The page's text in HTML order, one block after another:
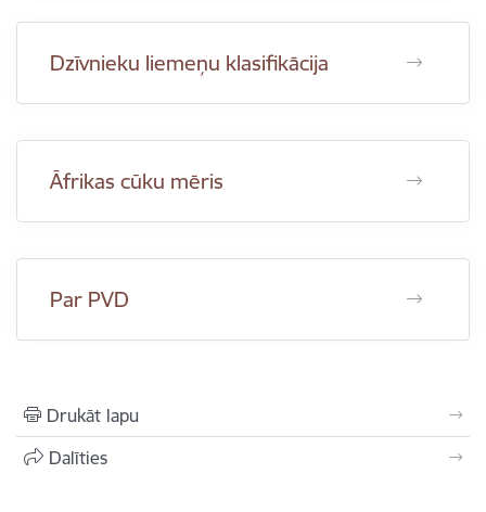
Dzīvnieku liemeņu klasifikācija
Āfrikas cūku mēris
Par PVD
Drukāt lapu
Dalīties